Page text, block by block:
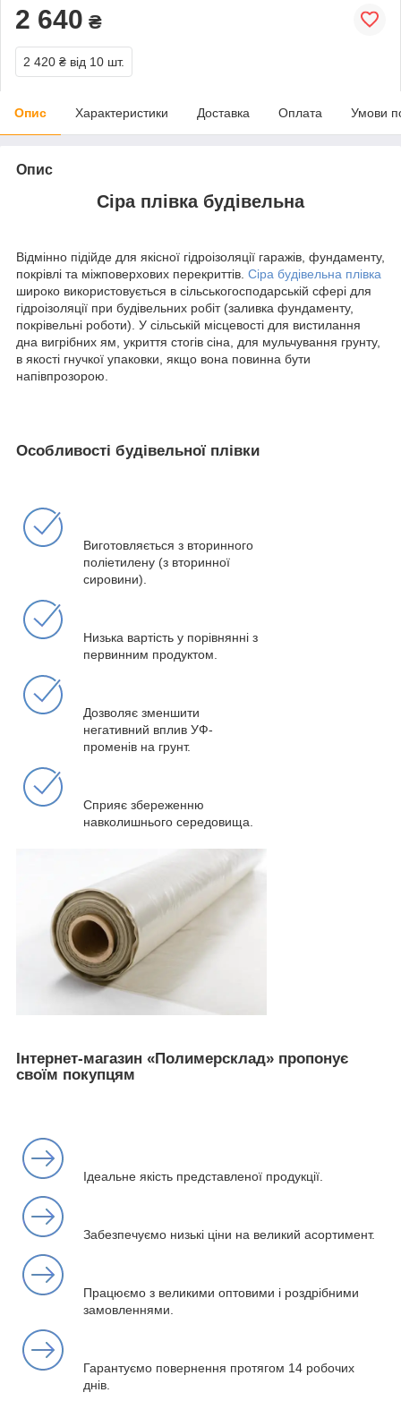
2 640 ₴
2 420 ₴ від 10 шт.
Опис Характеристики Доставка Оплата Умови
Опис
Сіра плівка будівельна
Відмінно підійде для якісної гідроізоляції гаражів, фундаменту,
покрівлі та міжповерхових перекриттів. Сіра будівельна плівка
широко використовується в сільськогосподарській сфері для
гідроізоляції при будівельних робіт (заливка фундаменту,
покрівельні роботи). У сільській місцевості для вистилання
дна вигрібних ям, укриття стогів сіна, для мульчування грунту,
в якості гнучкої упаковки, якщо вона повинна бути
напівпрозорою.
Особливості будівельної плівки
Виготовляється з вторинного
поліетилену (з вторинної
сировини).
Низька вартість у порівнянні з
первинним продуктом.
Дозволяє зменшити
негативний вплив УФ-
променів на грунт.
Сприяє збереженню
навколишнього середовища.
Інтернет-магазин «Полимерсклад» пропонує
своїм покупцям
Ідеальне якість представленої продукції.
Забезпечуємо низькі ціни на великий асортимент.
Працюємо з великими оптовими і роздрібними
замовленнями.
Гарантуємо повернення протягом 14 робочих
днів.